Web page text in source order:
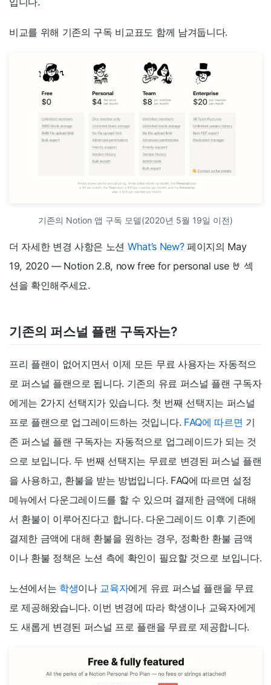
비교를 위해 기존의 구독 비교표도 함께 남겨둡니다.
기존의 Notion 앱 구독 모델(2020년 5월 19일 이전)
더 자세한 변경 사항은 노션 What’s New?페이지의 May
19, 2020 — Notion 2.8, now free for personal use 🤘 섹
션을 확인해주세요.
기존의 퍼스널 플랜 구독자는?
프리 플랜이 없어지면서 이제 모든 무료 사용자는 자동적으
로 퍼스널 플랜으로 됩니다. 기존의 유료 퍼스널 플랜 구독자
에게는 2가지 선택지가 있습니다. 첫 번째 선택지는 퍼스널
프로 플랜으로 업그레이드하는 것입니다. FAQ에 따르면 기
존 퍼스널 플랜 구독자는 자동적으로 업그레이드가 되는 것
으로 보입니다. 두 번째 선택지는 무료로 변경된 퍼스널 플랜
을 사용하고, 환불을 받는 방법입니다. FAQ에 따르면 설정
메뉴에서 다운그레이드를 할 수 있으며 결제한 금액에 대해
서 환불이 이루어진다고 합니다. 다운그레이드 이후 기존에
결제한 금액에 대해 환불을 원하는 경우, 정확한 환불 금액
이나 환불 정책은 노션 측에 확인이 필요할 것으로 보입니다.
노션에서는 학생이나 교육자에게 유료 퍼스널 플랜을 무료
로 제공해왔습니다. 이번 변경에 따라 학생이나 교육자에게
도 새롭게 변경된 퍼스널 프로 플랜을 무료로 제공합니다.